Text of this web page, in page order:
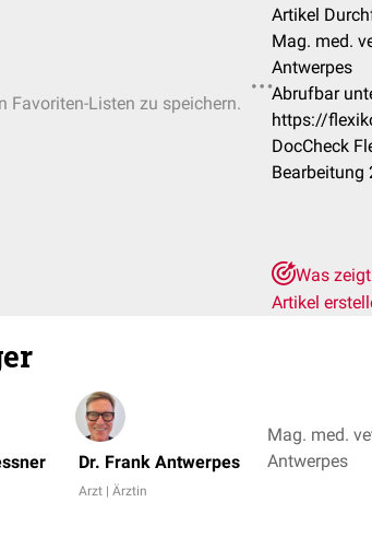
Favoriten-Listen zu speichern.
Artikel
Mag. med.
Antwerpes
Abrufbar
https://
DocCheck
Bearbeitung
Was
Artikel
Dr. Frank Antwerpes
Arzt | Ärztin
Mag. med.
Antwerpes